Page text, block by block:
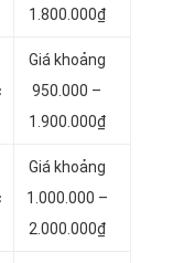
1.800.000₫
Giá khoảng
950.000 –
1.900.000₫
Giá khoảng
1.000.000 –
2.000.000₫